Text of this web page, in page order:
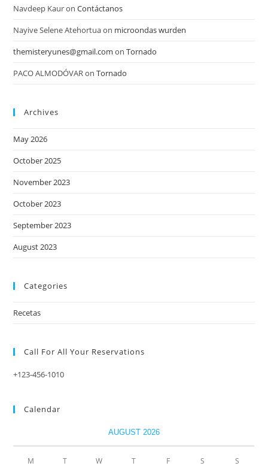
Navdeep KauronContáctanos
Nayive Selene Atehortuaon microondas wurden
themisteryunes@gmail.com onTornado
PACO ALMODÓVARonTornado
Archives
May 2026
October 2025
November 2023
October 2023
September 2023
August 2023
Categories
Recetas
Call For All Your​ Reservations
+123-456-1010
Calendar
AUGUST 2026
M T W T F S S